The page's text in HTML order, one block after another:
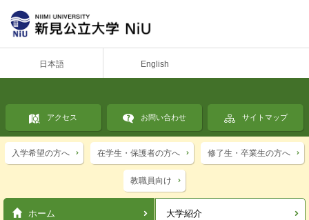
日本語 English
アクセス お問い合わせ サイトマップ
入学希望の方へ 在学生・保護者の方へ 修了生・卒業生の方へ
教職員向け
ホーム 大学紹介